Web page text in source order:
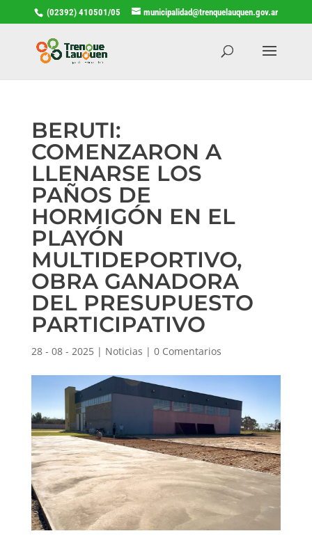
(02392) 410501/05 municipalidad@trenquelauquen.gov.ar
BERUTI:
COMENZARON A
LLENARSE LOS
PAÑOS DE
HORMIGÓN EN EL
PLAYÓN
MULTIDEPORTIVO,
OBRA GANADORA
DEL PRESUPUESTO
PARTICIPATIVO
28 - 08 - 2025| Noticias | 0 Comentarios